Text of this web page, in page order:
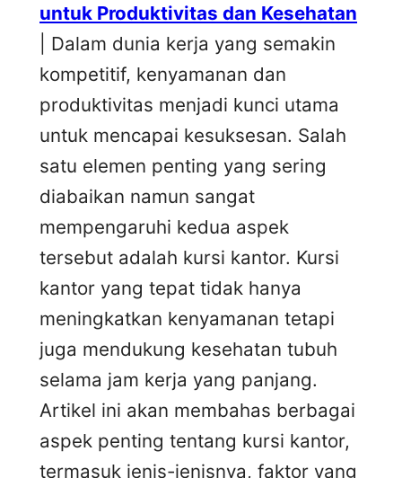
untuk Produktivitas dan Kesehatan
| Dalam dunia kerja yang semakin
kompetitif, kenyamanan dan
produktivitas menjadi kunci utama
untuk mencapai kesuksesan. Salah
satu elemen penting yang sering
diabaikan namun sangat
mempengaruhi kedua aspek
tersebut adalah kursi kantor. Kursi
kantor yang tepat tidak hanya
meningkatkan kenyamanan tetapi
juga mendukung kesehatan tubuh
selama jam kerja yang panjang.
Artikel ini akan membahas berbagai
aspek penting tentang kursi kantor,
termasuk jenis-jenisnya, faktor yang